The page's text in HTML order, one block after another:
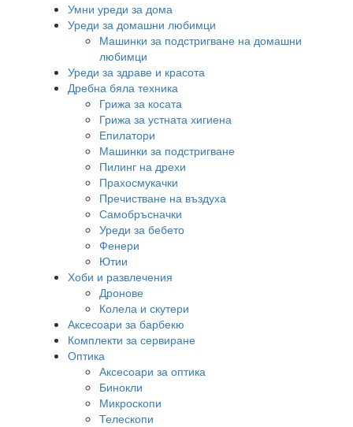
Умни уреди за дома
Уреди за домашни любимци
Машинки за подстригване на домашни
любимци
Уреди за здраве и красота
Дребна бяла техника
Грижа за косата
Грижа за устната хигиена
Епилатори
Машинки за подстригване
Пилинг на дрехи
Прахосмукачки
Пречистване на въздуха
Самобръсначки
Уреди за бебето
Фенери
Ютии
Хоби и развлечения
Дронове
Колела и скутери
Аксесоари за барбекю
Комплекти за сервиране
Оптика
Аксесоари за оптика
Бинокли
Микроскопи
Телескопи